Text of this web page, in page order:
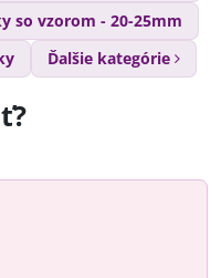
so vzorom - 20-25mm
Ďalšie kategórie